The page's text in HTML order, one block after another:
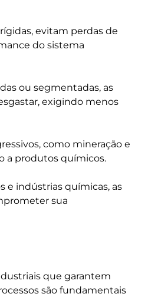
evitam perdas de
do sistema
ou segmentadas, as
exigindo menos
como mineração e
a produtos químicos.
e indústrias químicas, as
sua
que garantem
são fundamentais